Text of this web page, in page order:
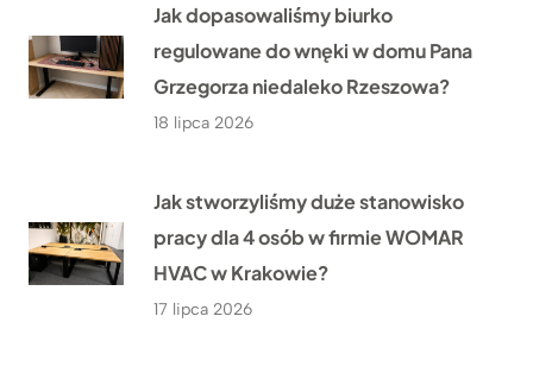
Jak dopasowaliśmy biurko
regulowane do wnęki w domu Pana
Grzegorza niedaleko Rzeszowa?
18 lipca 2026
Jak stworzyliśmy duże stanowisko
pracy dla 4 osób w firmie WOMAR
HVAC w Krakowie?
17 lipca 2026